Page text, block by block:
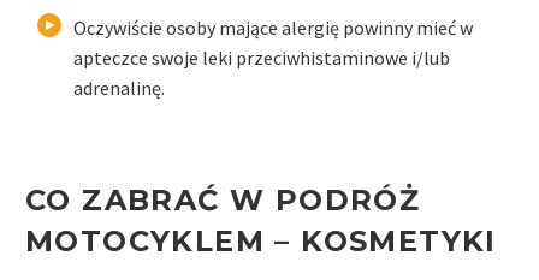
Oczywiście osoby mające alergię powinny mieć w
apteczce swoje leki przeciwhistaminowe i/lub
adrenalinę.
CO ZABRAĆ W PODRÓŻ
MOTOCYKLEM – KOSMETYKI